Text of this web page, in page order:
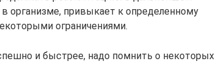
организме, привыкает к определенному
ограничениями.
и быстрее, надо помнить о некоторых